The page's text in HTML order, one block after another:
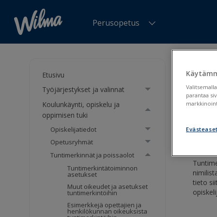
Perusopetus
Etusivu
Työjärjestykset ja valinnat
Koulunkäynti, opiskelu ja
oppimisen tuki
Opiskelijatiedot
Opetusryhmät
Tuntimerkinnät ja poissaolot
Tuntimerkintätoiminnon
asetukset
Muut oikeudet ja asetukset
tuntimerkintöihin
Esimerkkejä opettajien ja
henkilökunnan oikeuksista
tieto
parantaa